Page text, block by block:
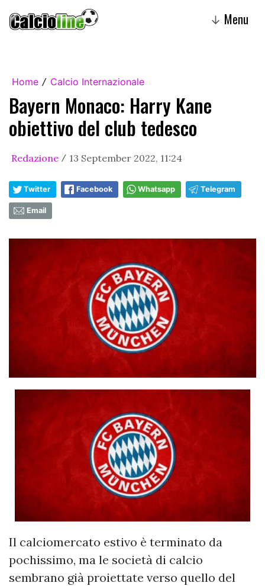
↓ Menu
Home / Calcio Internazionale
Bayern Monaco: Harry Kane
obiettivo del club tedesco
Redazione / 13 September 2022, 11:24
Twitter Facebook Whatsapp Telegram
Email
Il calciomercato estivo è terminato da
pochissimo, ma le società di calcio
sembrano già proiettate verso quello del